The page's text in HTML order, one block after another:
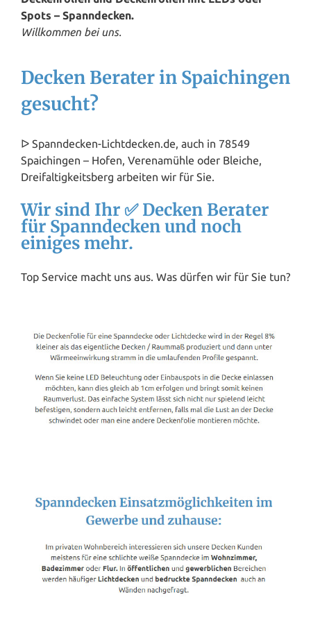
Spots – Spanndecken.
Willkommen bei uns.
Decken Berater in Spaichingen
gesucht?
ᐅ Spanndecken-Lichtdecken.de, auch in 78549
Spaichingen – Hofen, Verenamühle oder Bleiche,
Dreifaltigkeitsberg arbeiten wir für Sie.
Wir sind Ihr ✅ Decken Berater
für Spanndecken und noch
einiges mehr.
Top Service macht uns aus. Was dürfen wir für Sie tun?